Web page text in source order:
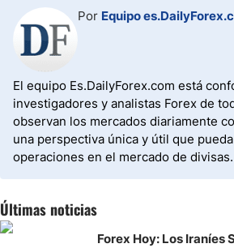
Por Equipo
El equipo Es.DailyForex.com está
investigadores y analistas Forex de
observan los mercados diariamente
una perspectiva única y útil que
operaciones en el mercado de divisas.
Últimas noticias
Forex Hoy: Los Iraníes